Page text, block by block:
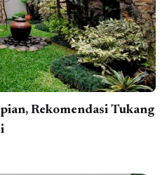
Rekomendasi Tukang